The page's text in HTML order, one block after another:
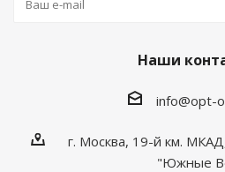
Наши
info@opt-
г. Москва, 19-й км.
"Южные